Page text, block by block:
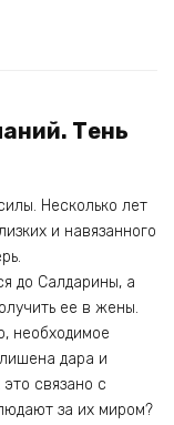
Тень
Несколько лет
и навязанного
до Салдарины, а
ее в жены.
необходимое
дара и
связано с
за их миром?